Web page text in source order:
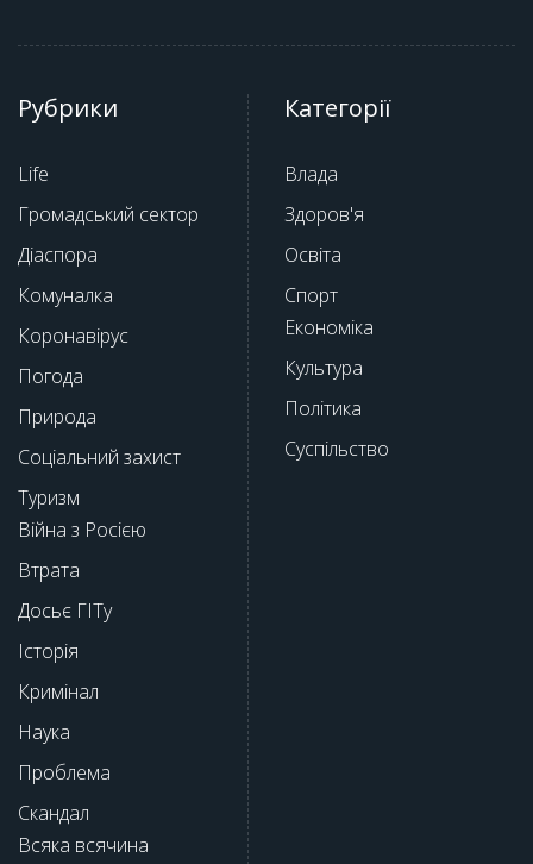
Рубрики
Life
Громадський сектор
Діаспора
Комуналка
Коронавірус
Погода
Природа
Соціальний захист
Туризм
Війна з Росією
Втрата
Досьє ГІТу
Історія
Кримінал
Наука
Проблема
Скандал
Всяка всячина
Категорії
Влада
Здоров'я
Освіта
Спорт
Економіка
Культура
Політика
Суспільство